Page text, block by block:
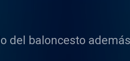
del baloncesto